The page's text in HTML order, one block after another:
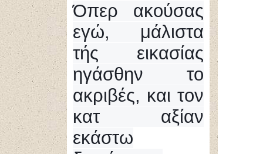
Όπερ ακούσας
εγώ, μάλιστα
τής εικασίας
ηγάσθην το
ακριβές, και τον
κατ αξίαν
εκάστω